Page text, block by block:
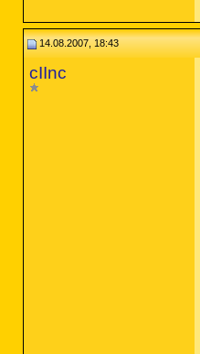
14.08.2007, 18:43
cIInc